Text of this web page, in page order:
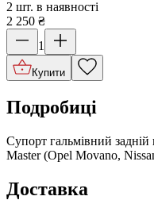
2 шт. в наявності
2 250 ₴
1
Купити
Подробиці
Супорт гальмівний
Master (Opel Movano,
Доставка